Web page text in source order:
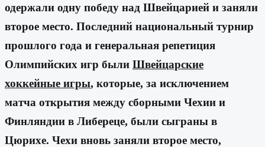
одержали одну победу над Швейцарией и заняли
второе место. Последний национальный турнир
прошлого года и генеральная репетиция
Олимпийских игр были Швейцарские
хоккейные игры, которые, за исключением
матча открытия между сборными Чехии и
Финляндии в Либереце, были сыграны в
Цюрихе. Чехи вновь заняли второе место,